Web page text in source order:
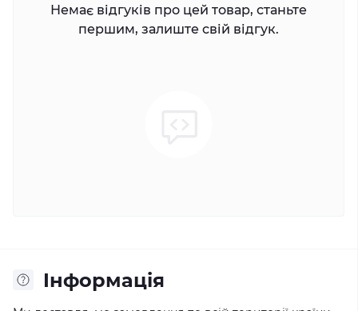
Немає відгуків про цей товар, станьте
першим, залиште свій відгук.
Iнформація